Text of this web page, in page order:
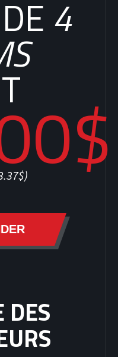
4
)
DES